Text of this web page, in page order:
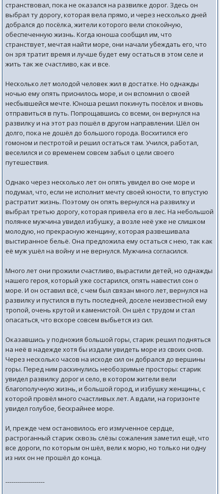
странствовал, пока не оказался на развилке дорог. Здесь он
выбрал ту дорогу, которая вела прямо, и через несколько дней
добрался до посёлка, жители которого вели спокойную,
обеспеченную жизнь. Когда юноша сообщил им, что
странствует, мечтая найти море, они начали убеждать его, что
он зря тратит время и лучше будет ему остаться в этом селе и
жить так же счастливо, как и все.
Несколько лет молодой человек жил в достатке. Но однажды
ночью ему опять приснилось море, и он вспомнил о своей
несбывшейся мечте. Юноша решил покинуть посёлок и вновь
отправиться в путь. Попрощавшись со всеми, он вернулся на
развилку и на этот раз пошёл в другом направлении. Шёл он
долго, пока не дошёл до большого города. Восхитился его
гомоном и пестротой и решил остаться там. Учился, работал,
веселился и со временем совсем забыл о цели своего
путешествия.
Однако через несколько лет он опять увидел во сне море и
подумал, что, если не исполнит мечту своей юности, то впустую
растратит жизнь. Поэтому он опять вернулся на развилку и
выбрал третью дорогу, которая привела его в лес. На небольшой
полянке мужчина увидел избушку, а возле неё уже не слишком
молодую, но прекрасную женщину, которая развешивала
выстиранное бельё. Она предложила ему остаться с нею, так как
её муж ушёл на войну и не вернулся. Мужчина согласился.
Много лет они прожили счастливо, вырастили детей, но однажды
нашего героя, который уже состарился, опять навестил сон о
море. И он оставил всё, с чем был связан много лет, вернулся на
развилку и пустился в путь последней, доселе неизвестной ему
тропой, очень крутой и каменистой. Он шёл с трудом и стал
опасаться, что вскоре совсем выбьется из сил.
Оказавшись у подножия большой горы, старик решил подняться
на неё в надежде хотя бы издали увидеть море из своих снов.
Через несколько часов на исходе сил он добрался до вершины
горы. Перед ним раскинулись необозримые просторы: старик
увидел развилку дорог и село, в котором жители вели
благополучную жизнь, и большой город, и избушку женщины, с
которой провёл много счастливых лет. А вдали, на горизонте
увидел голубое, бескрайнее море.
И, прежде чем остановилось его измученное сердце,
растроганный старик сквозь слёзы сожаления заметил ещё, что
все дороги, по которым он шёл, вели к морю, но только ни одну
из них он не прошёл до конца.
--------------------